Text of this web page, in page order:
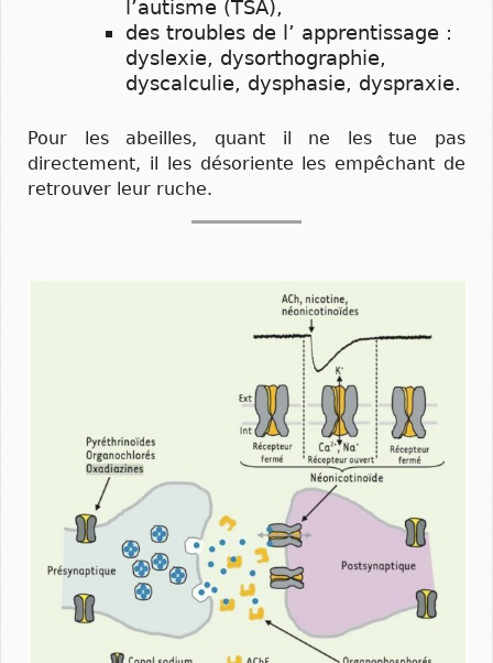
l’autisme (TSA),
des troubles de l’ apprentissage :
dyslexie, dysorthographie,
dyscalculie, dysphasie, dyspraxie.
Pour les abeilles, quant il ne les tue pas
directement, il les désoriente les empêchant de
retrouver leur ruche.